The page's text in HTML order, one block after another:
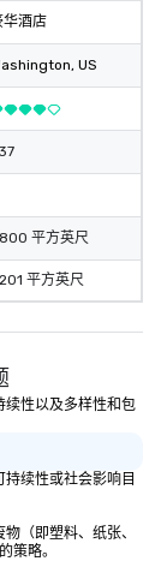
华酒店
, US
平方英尺
平方英尺
性以及多样性和包
续性或社会影响目
（即塑料、纸张、
策略。